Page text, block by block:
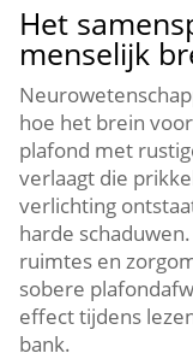
Het
menselijk
hoe het brein
plafond met
verlaagt die
verlichting
harde
ruimtes en
sobere
effect tijdens
bank.​